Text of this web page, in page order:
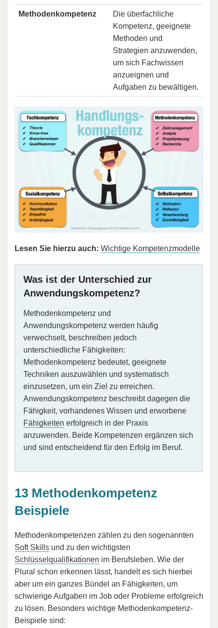
Methodenkompetenz
Die überfachliche
Kompetenz, geeignete
Methoden und
Strategien anzuwenden,
um sich Fachwissen
anzueignen und
Aufgaben zu bewältigen.
Lesen Sie hierzu auch: Wichtige Kompetenzmodelle
Was ist der Unterschied zur
Anwendungskompetenz?
Methodenkompetenz und
Anwendungskompetenz werden häufig
verwechselt, beschreiben jedoch
unterschiedliche Fähigkeiten:
Methodenkompetenz bedeutet, geeignete
Techniken auszuwählen und systematisch
einzusetzen, um ein Ziel zu erreichen.
Anwendungskompetenz beschreibt dagegen die
Fähigkeit, vorhandenes Wissen und erworbene
Fähigkeiten erfolgreich in der Praxis
anzuwenden. Beide Kompetenzen ergänzen sich
und sind entscheidend für den Erfolg im Beruf.
13 Methodenkompetenz
Beispiele
Methodenkompetenzen zählen zu den sogenannten
Soft Skills und zu den wichtigsten
Schlüsselqualifikationen im Berufsleben. Wie der
Plural schon erkennen lässt, handelt es sich hierbei
aber um ein ganzes Bündel an Fähigkeiten, um
schwierige Aufgaben im Job oder Probleme erfolgreich
zu lösen. Besonders wichtige Methodenkompetenz-
Beispiele sind: